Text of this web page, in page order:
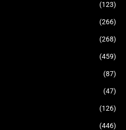
(123)
(266)
(268)
(459)
(87)
(47)
(126)
(446)